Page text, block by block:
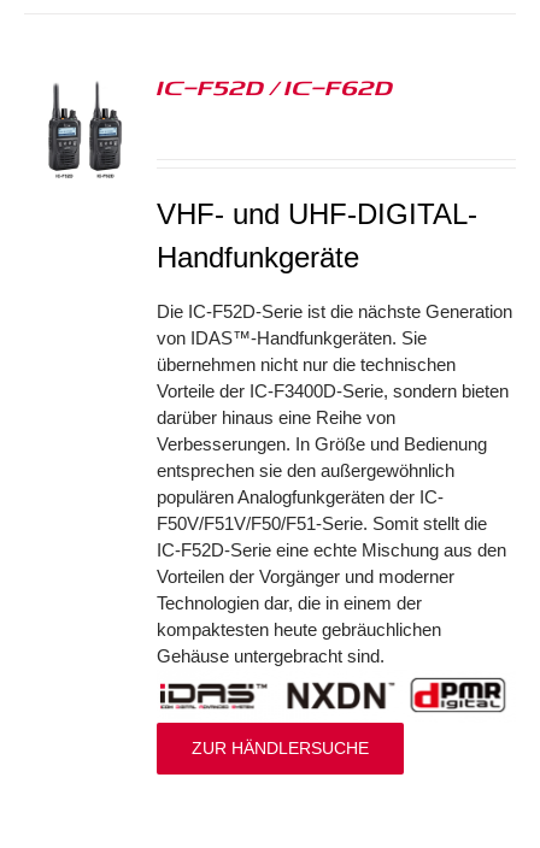
IC-F52D / IC-F62D
VHF- und UHF-DIGITAL-
Handfunkgeräte
Die IC-F52D-Serie ist die nächste Generation
von IDAS™-Handfunkgeräten. Sie
übernehmen nicht nur die technischen
Vorteile der IC-F3400D-Serie, sondern bieten
darüber hinaus eine Reihe von
Verbesserungen. In Größe und Bedienung
entsprechen sie den außergewöhnlich
populären Analogfunkgeräten der IC-
F50V/F51V/F50/F51-Serie. Somit stellt die
IC-F52D-Serie eine echte Mischung aus den
Vorteilen der Vorgänger und moderner
Technologien dar, die in einem der
kompaktesten heute gebräuchlichen
Gehäuse untergebracht sind.
ZUR HÄNDLERSUCHE